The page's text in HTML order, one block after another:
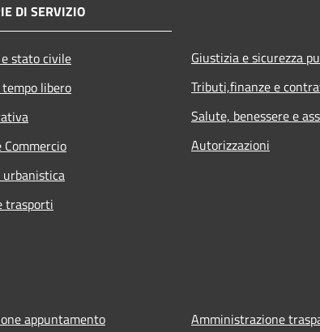
DI SERVIZIO
stato civile
libero
Commercio
urbanistica
trasporti
Giustizia e sicurezza
Tributi,finanze e
Salute, benessere e
Autorizzazioni
appuntamento Amministrazione